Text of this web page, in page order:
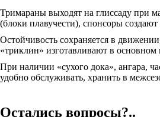
Тримараны выходят на глиссаду при
(блоки плавучести), спонсоры
Остойчивость сохраняется в
«триклин» изготавливают в
При наличии «сухого дока», ангара,
удобно обслуживать, хранить в
Остались вопросы?..